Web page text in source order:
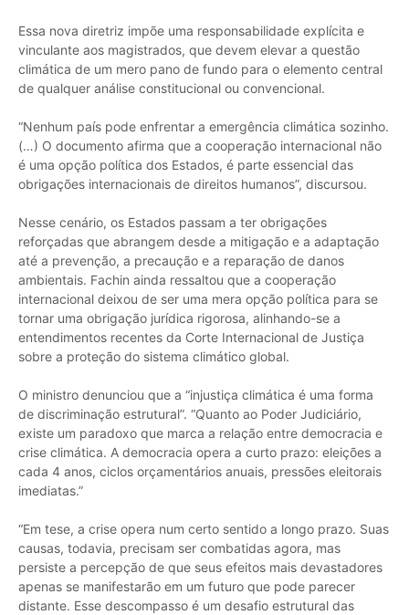
Essa nova diretriz impõe uma responsabilidade explícita e
vinculante aos magistrados, que devem elevar a questão
climática de um mero pano de fundo para o elemento central
de qualquer análise constitucional ou convencional.
“Nenhum país pode enfrentar a emergência climática sozinho.
(…) O documento afirma que a cooperação internacional não
é uma opção política dos Estados, é parte essencial das
obrigações internacionais de direitos humanos”, discursou.
Nesse cenário, os Estados passam a ter obrigações
reforçadas que abrangem desde a mitigação e a adaptação
até a prevenção, a precaução e a reparação de danos
ambientais. Fachin ainda ressaltou que a cooperação
internacional deixou de ser uma mera opção política para se
tornar uma obrigação jurídica rigorosa, alinhando-se a
entendimentos recentes da Corte Internacional de Justiça
sobre a proteção do sistema climático global.
O ministro denunciou que a “injustiça climática é uma forma
de discriminação estrutural”. “Quanto ao Poder Judiciário,
existe um paradoxo que marca a relação entre democracia e
crise climática. A democracia opera a curto prazo: eleições a
cada 4 anos, ciclos orçamentários anuais, pressões eleitorais
imediatas.”
“Em tese, a crise opera num certo sentido a longo prazo. Suas
causas, todavia, precisam ser combatidas agora, mas
persiste a percepção de que seus efeitos mais devastadores
apenas se manifestarão em um futuro que pode parecer
distante. Esse descompasso é um desafio estrutural das